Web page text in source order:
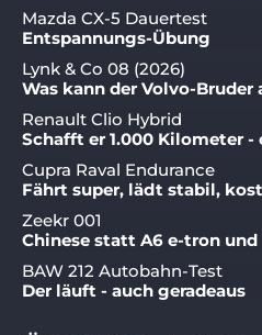
Mazda CX-5 Dauertest
Entspannungs-Übung
Lynk & Co 08 (2026)
Was kann der Volvo-Bruder
Renault Clio Hybrid
Schafft er 1.000 Kilometer -
Cupra Raval Endurance
Fährt super, lädt stabil,
Zeekr 001
Chinese statt A6 e-tron und
BAW 212 Autobahn-Test
Der läuft - auch geradeaus